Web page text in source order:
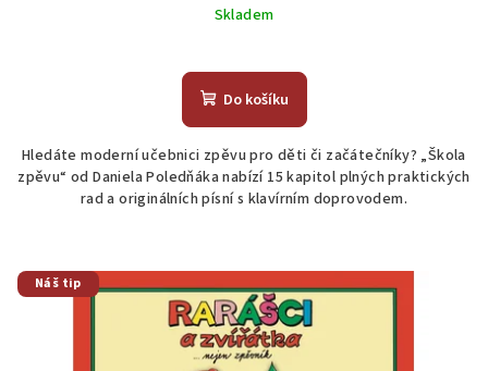
Skladem
Do košíku
Hledáte moderní učebnici zpěvu pro děti či začátečníky? „Škola
zpěvu“ od Daniela Poledňáka nabízí 15 kapitol plných praktických
rad a originálních písní s klavírním doprovodem.
Náš tip